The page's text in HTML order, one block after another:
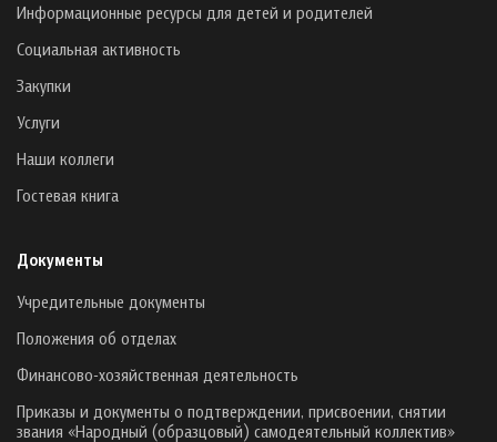
Информационные ресурсы для детей и родителей
Социальная активность
Закупки
Услуги
Наши коллеги
Гостевая книга
Документы
Учредительные документы
Положения об отделах
Финансово-хозяйственная деятельность
Приказы и документы о подтверждении, присвоении, снятии
звания «Народный (образцовый) самодеятельный коллектив»